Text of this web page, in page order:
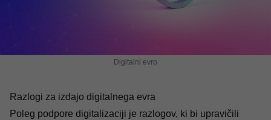
Digitalni evro
Razlogi za izdajo digitalnega evra
Poleg podpore digitalizaciji je razlogov, ki bi upravičili